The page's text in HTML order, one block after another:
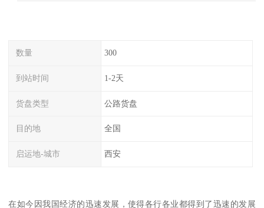
数量 300
到站时间 1-2天
货盘类型 公路货盘
目的地 全国
启运地-城市 西安
在如今因我国经济的迅速发展，使得各行各业都得到了迅速的发展